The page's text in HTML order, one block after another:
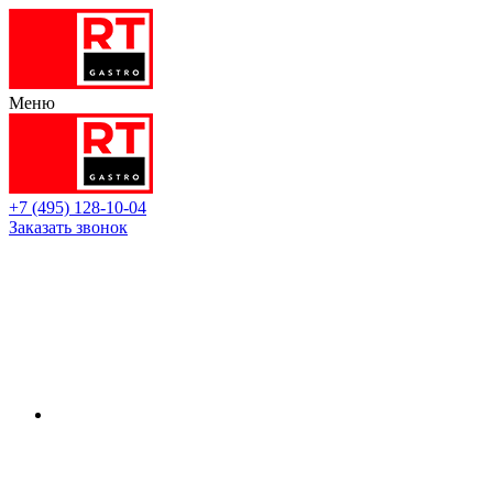
Меню
+7 (495) 128-10-04
Заказать звонок